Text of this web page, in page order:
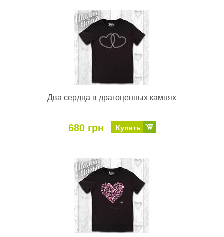
Два сердца в драгоценных камнях
680 грн Купить